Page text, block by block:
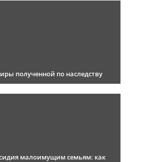
полученной по наследству
малоимущим семьям: как